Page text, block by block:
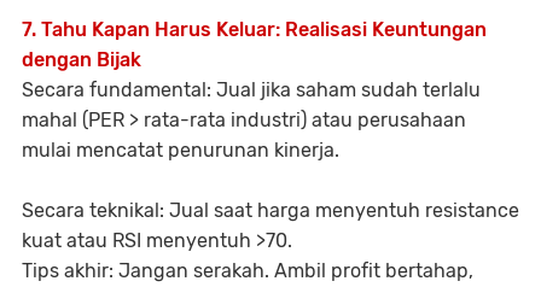
7. Tahu Kapan Harus Keluar: Realisasi Keuntungan
dengan Bijak
Secara fundamental: Jual jika saham sudah terlalu
mahal (PER > rata-rata industri) atau perusahaan
mulai mencatat penurunan kinerja.
Secara teknikal: Jual saat harga menyentuh resistance
kuat atau RSI menyentuh >70.
Tips akhir: Jangan serakah. Ambil profit bertahap,